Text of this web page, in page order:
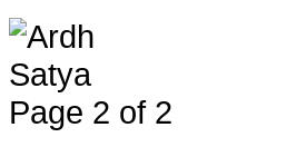
Page 2 of 2